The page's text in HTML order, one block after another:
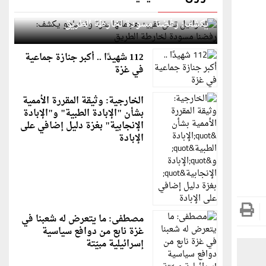
إسرائيل تعلن تقييد هجماتها بغزة ونتنياهو
يكشف: رفضنا مسودة لخارطة الطريق
112 شهيدًا .. أكبر جنازة جماعية
في غزة
الخارجية: وثيقة المقررة الأممية
بشأن "الإبادة الطبية" و"الإبادة
الإنجابية" بغزة دليل إضافي على
الإبادة
مصطفى: ما يتعرض له شعبنا في
غزة نابع من دوافع سياسية
إسرائيلية مبيّتة